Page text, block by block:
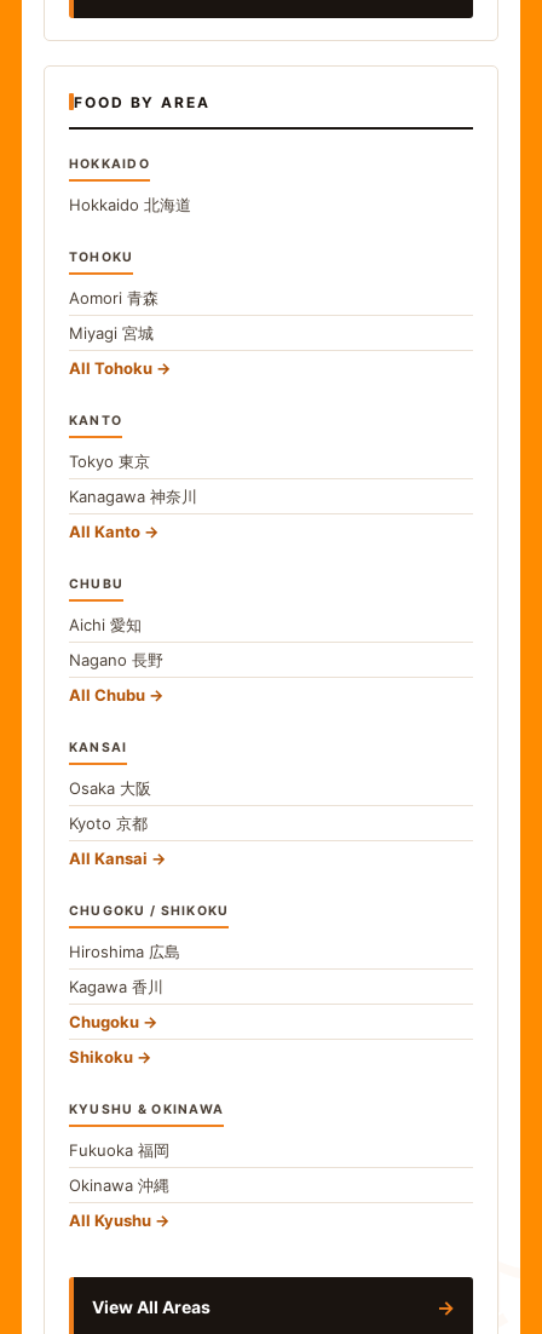
食
FOOD BY AREA
HOKKAIDO
Hokkaido 北海道
TOHOKU
Aomori 青森
Miyagi 宮城
All Tohoku
KANTO
Tokyo 東京
Kanagawa 神奈川
All Kanto
CHUBU
Aichi 愛知
Nagano 長野
All Chubu
KANSAI
Osaka 大阪
Kyoto 京都
All Kansai
CHUGOKU / SHIKOKU
Hiroshima 広島
Kagawa 香川
Chugoku
Shikoku
KYUSHU & OKINAWA
Fukuoka 福岡
Okinawa 沖縄
All Kyushu
View All Areas →